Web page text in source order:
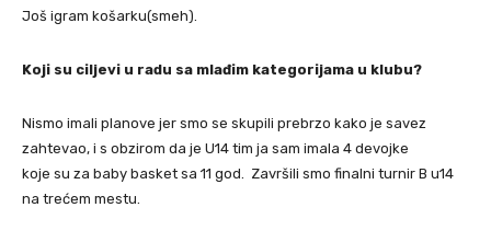
Još igram košarku(smeh).
Koji su ciljevi u radu sa mlađim kategorijama u klubu?
Nismo imali planove jer smo se skupili prebrzo kako je savez
zahtevao, i s obzirom da je U14 tim ja sam imala 4 devojke
koje su za baby basket sa 11 god. Završili smo finalni turnir B u14
na trećem mestu.